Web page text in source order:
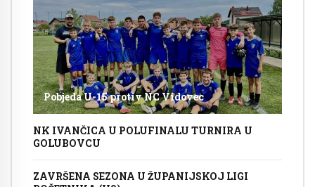
Pobjeda U-15 protiv NC Vidovec
NK IVANČICA U POLUFINALU TURNIRA U
GOLUBOVCU
ZAVRŠENA SEZONA U ŽUPANIJSKOJ LIGI